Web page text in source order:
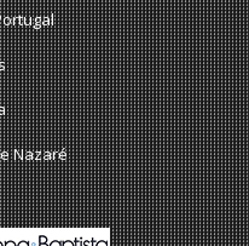
Nazaré